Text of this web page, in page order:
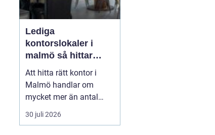
Lediga
kontorslokaler i
malmö så hittar
företag rätt läge och
rätt lokal
Att hitta rätt kontor i
Malmö handlar om
mycket mer än antal
kvadratmeter och pris
per månad. Företag som
30 juli 2026